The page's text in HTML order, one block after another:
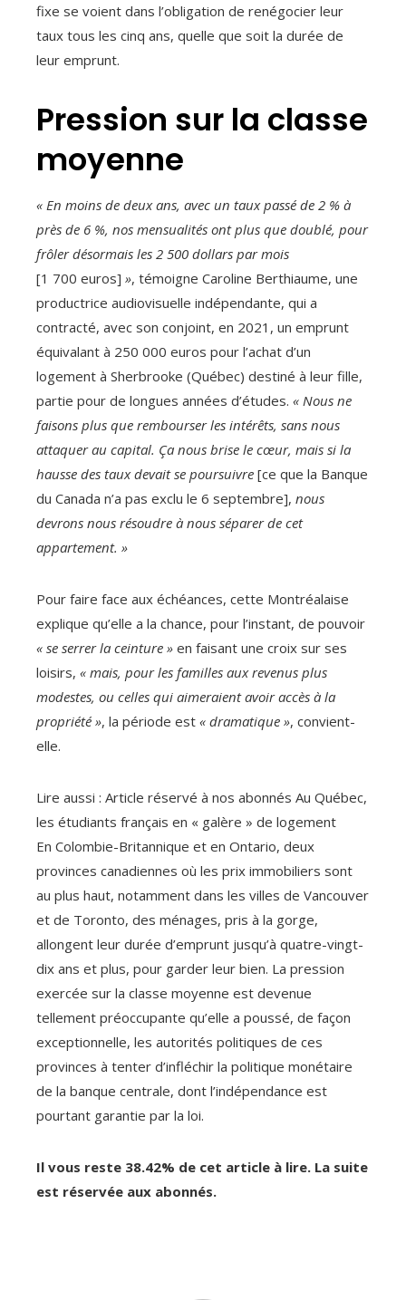
fixe se voient dans l’obligation de renégocier leur
taux tous les cinq ans, quelle que soit la durée de
leur emprunt.
Pression sur la classe
moyenne
« En moins de deux ans, avec un taux passé de 2 % à
près de 6 %, nos mensualités ont plus que doublé, pour
frôler désormais les 2 500 dollars par mois
[1 700 euros] », témoigne Caroline Berthiaume, une
productrice audiovisuelle indépendante, qui a
contracté, avec son conjoint, en 2021, un emprunt
équivalant à 250 000 euros pour l’achat d’un
logement à Sherbrooke (Québec) destiné à leur fille,
partie pour de longues années d’études. « Nous ne
faisons plus que rembourser les intérêts, sans nous
attaquer au capital. Ça nous brise le cœur, mais si la
hausse des taux devait se poursuivre [ce que la Banque
du Canada n’a pas exclu le 6 septembre], nous
devrons nous résoudre à nous séparer de cet
appartement. »
Pour faire face aux échéances, cette Montréalaise
explique qu’elle a la chance, pour l’instant, de pouvoir
« se serrer la ceinture » en faisant une croix sur ses
loisirs, « mais, pour les familles aux revenus plus
modestes, ou celles qui aimeraient avoir accès à la
propriété », la période est « dramatique », convient-
elle.
Lire aussi : Article réservé à nos abonnés Au Québec,
les étudiants français en « galère » de logement
En Colombie-Britannique et en Ontario, deux
provinces canadiennes où les prix immobiliers sont
au plus haut, notamment dans les villes de Vancouver
et de Toronto, des ménages, pris à la gorge,
allongent leur durée d’emprunt jusqu’à quatre-vingt-
dix ans et plus, pour garder leur bien. La pression
exercée sur la classe moyenne est devenue
tellement préoccupante qu’elle a poussé, de façon
exceptionnelle, les autorités politiques de ces
provinces à tenter d’infléchir la politique monétaire
de la banque centrale, dont l’indépendance est
pourtant garantie par la loi.
Il vous reste 38.42% de cet article à lire. La suite
est réservée aux abonnés.